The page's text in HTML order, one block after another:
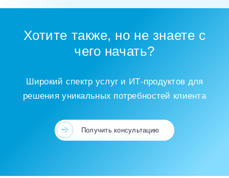
Хотите также, но не знаете с
чего начать?
Широкий спектр услуг и ИТ‑продуктов для
решения уникальных потребностей клиента
Получить консультацию